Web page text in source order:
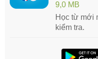
9,0 MB
Học từ mới
kiểm tra.